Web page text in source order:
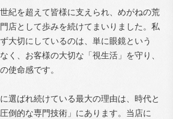
紀を超えて皆様に支えられ、めがねの荒
店として歩みを続けてまいりました。私
大切にしているのは、単に眼鏡という
く、お客様の大切な「視生活」を守り、
使命感です。
選ばれ続けている最大の理由は、時代と
倒的な専門技術」にあります。当店に